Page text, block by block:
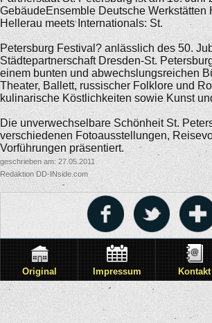
GebäudeEnsemble Deutsche Werkstätten
Hellerau meets Internationals: St.
Petersburg Festival? anlässlich des 50.
Städtepartnerschaft Dresden-St.
einem bunten und abwechslungsreichen
Theater, Ballett, russischer Folklore und
kulinarische Köstlichkeiten sowie Kunst
Die unverwechselbare Schönheit St.
verschiedenen Fotoausstellungen,
Vorführungen präsentiert.
geschrieben am: 27.05.2011
Redaktion DD-INside.com
Original Impressum Kontakt